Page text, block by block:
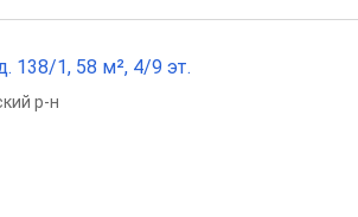
138/1, 58 м², 4/9 эт.
р-н